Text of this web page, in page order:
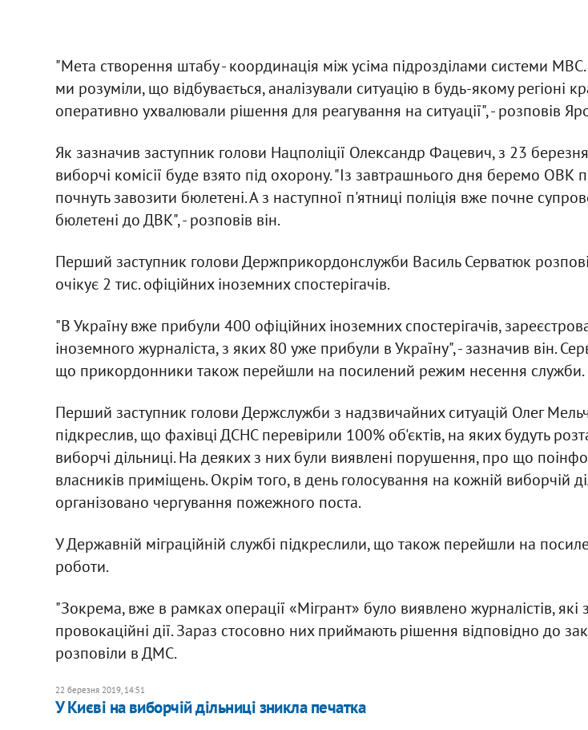
"Мета створення штабу - координація між усіма підрозділами системи
ми розуміли, що відбувається, аналізували ситуацію в будь-якому регіоні
оперативно ухвалювали рішення для реагування на ситуації", - розповів
Як зазначив заступник голови Нацполіції Олександр Фацевич, з 23
виборчі комісії буде взято під охорону. "Із завтрашнього дня беремо ОВК
почнуть завозити бюлетені. А з наступної п'ятниці поліція вже почне
бюлетені до ДВК", - розповів він.
Перший заступник голови Держприкордонслужби Василь Серватюк
очікує 2 тис. офіційних іноземних спостерігачів.
"В Україну вже прибули 400 офіційних іноземних спостерігачів,
іноземного журналіста, з яких 80 уже прибули в Україну", - зазначив він.
що прикордонники також перейшли на посилений режим несення служби.
Перший заступник голови Держслужби з надзвичайних ситуацій Олег
підкреслив, що фахівці ДСНС перевірили 100% об'єктів, на яких будуть
виборчі дільниці. На деяких з них були виявлені порушення, про що
власників приміщень. Окрім того, в день голосування на кожній виборчій
організовано чергування пожежного поста.
У Державній міграційній службі підкреслили, що також перейшли на
роботи.
"Зокрема, вже в рамках операції «Мігрант» було виявлено журналістів, які
провокаційні дії. Зараз стосовно них приймають рішення відповідно до
розповіли в ДМС.
22 березня 2019, 14:51
У Києві на виборчій дільниці зникла печатка